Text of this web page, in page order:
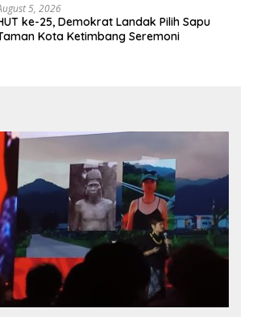
5, 2026
ke-25, Demokrat Landak Pilih Sapu
Kota Ketimbang Seremoni